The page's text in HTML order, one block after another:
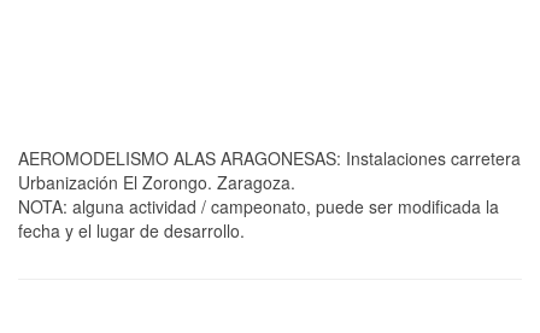
AEROMODELISMO ALAS ARAGONESAS: Instalaciones carretera
Urbanización El Zorongo. Zaragoza.
NOTA: alguna actividad / campeonato, puede ser modificada la
fecha y el lugar de desarrollo.